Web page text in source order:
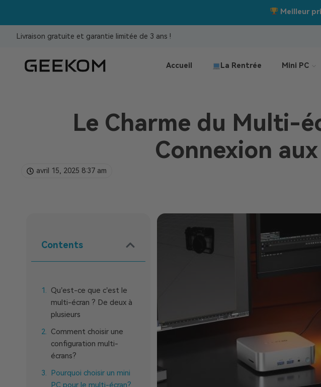
Offres de la
Livraison gratuite et garantie limitée de 3 ans !
Accueil La Rentrée Mini PC
Le Charme du Multi-
Connexion
avril 15, 2025 8:37 am
Contents
Qu’est-ce que c’est le
multi-écran ? De deux à
plusieurs
Comment choisir une
configuration multi-
écrans?
Pourquoi choisir un mini
PC pour le multi-écran?